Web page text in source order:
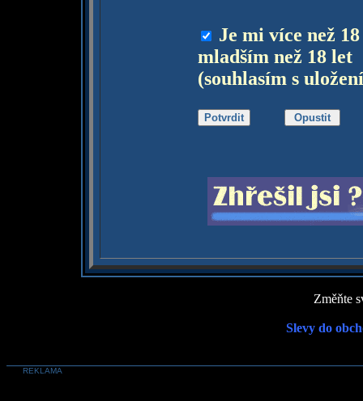
Je mi více než
mladším než 18 let
(souhlasím s
Změňte
Slevy do
REKLAMA